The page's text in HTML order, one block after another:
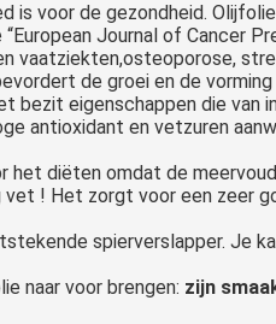
is voor de gezondheid.
Journal of Cancer
vaatziekten,osteoporose,
de groei en de
bezit eigenschappen die van
antioxidant en vetzuren
diëten omdat de
! Het zorgt voor een zeer
spierverslapper. Je
naar voor brengen: zijn